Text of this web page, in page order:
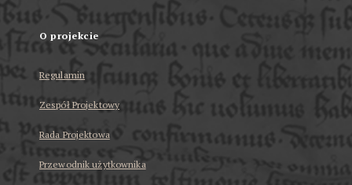
O projekcie
Regulamin
Zespół Projektowy
Rada Projektowa
Przewodnik użytkownika